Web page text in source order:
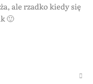
ale rzadko kiedy się
🙂